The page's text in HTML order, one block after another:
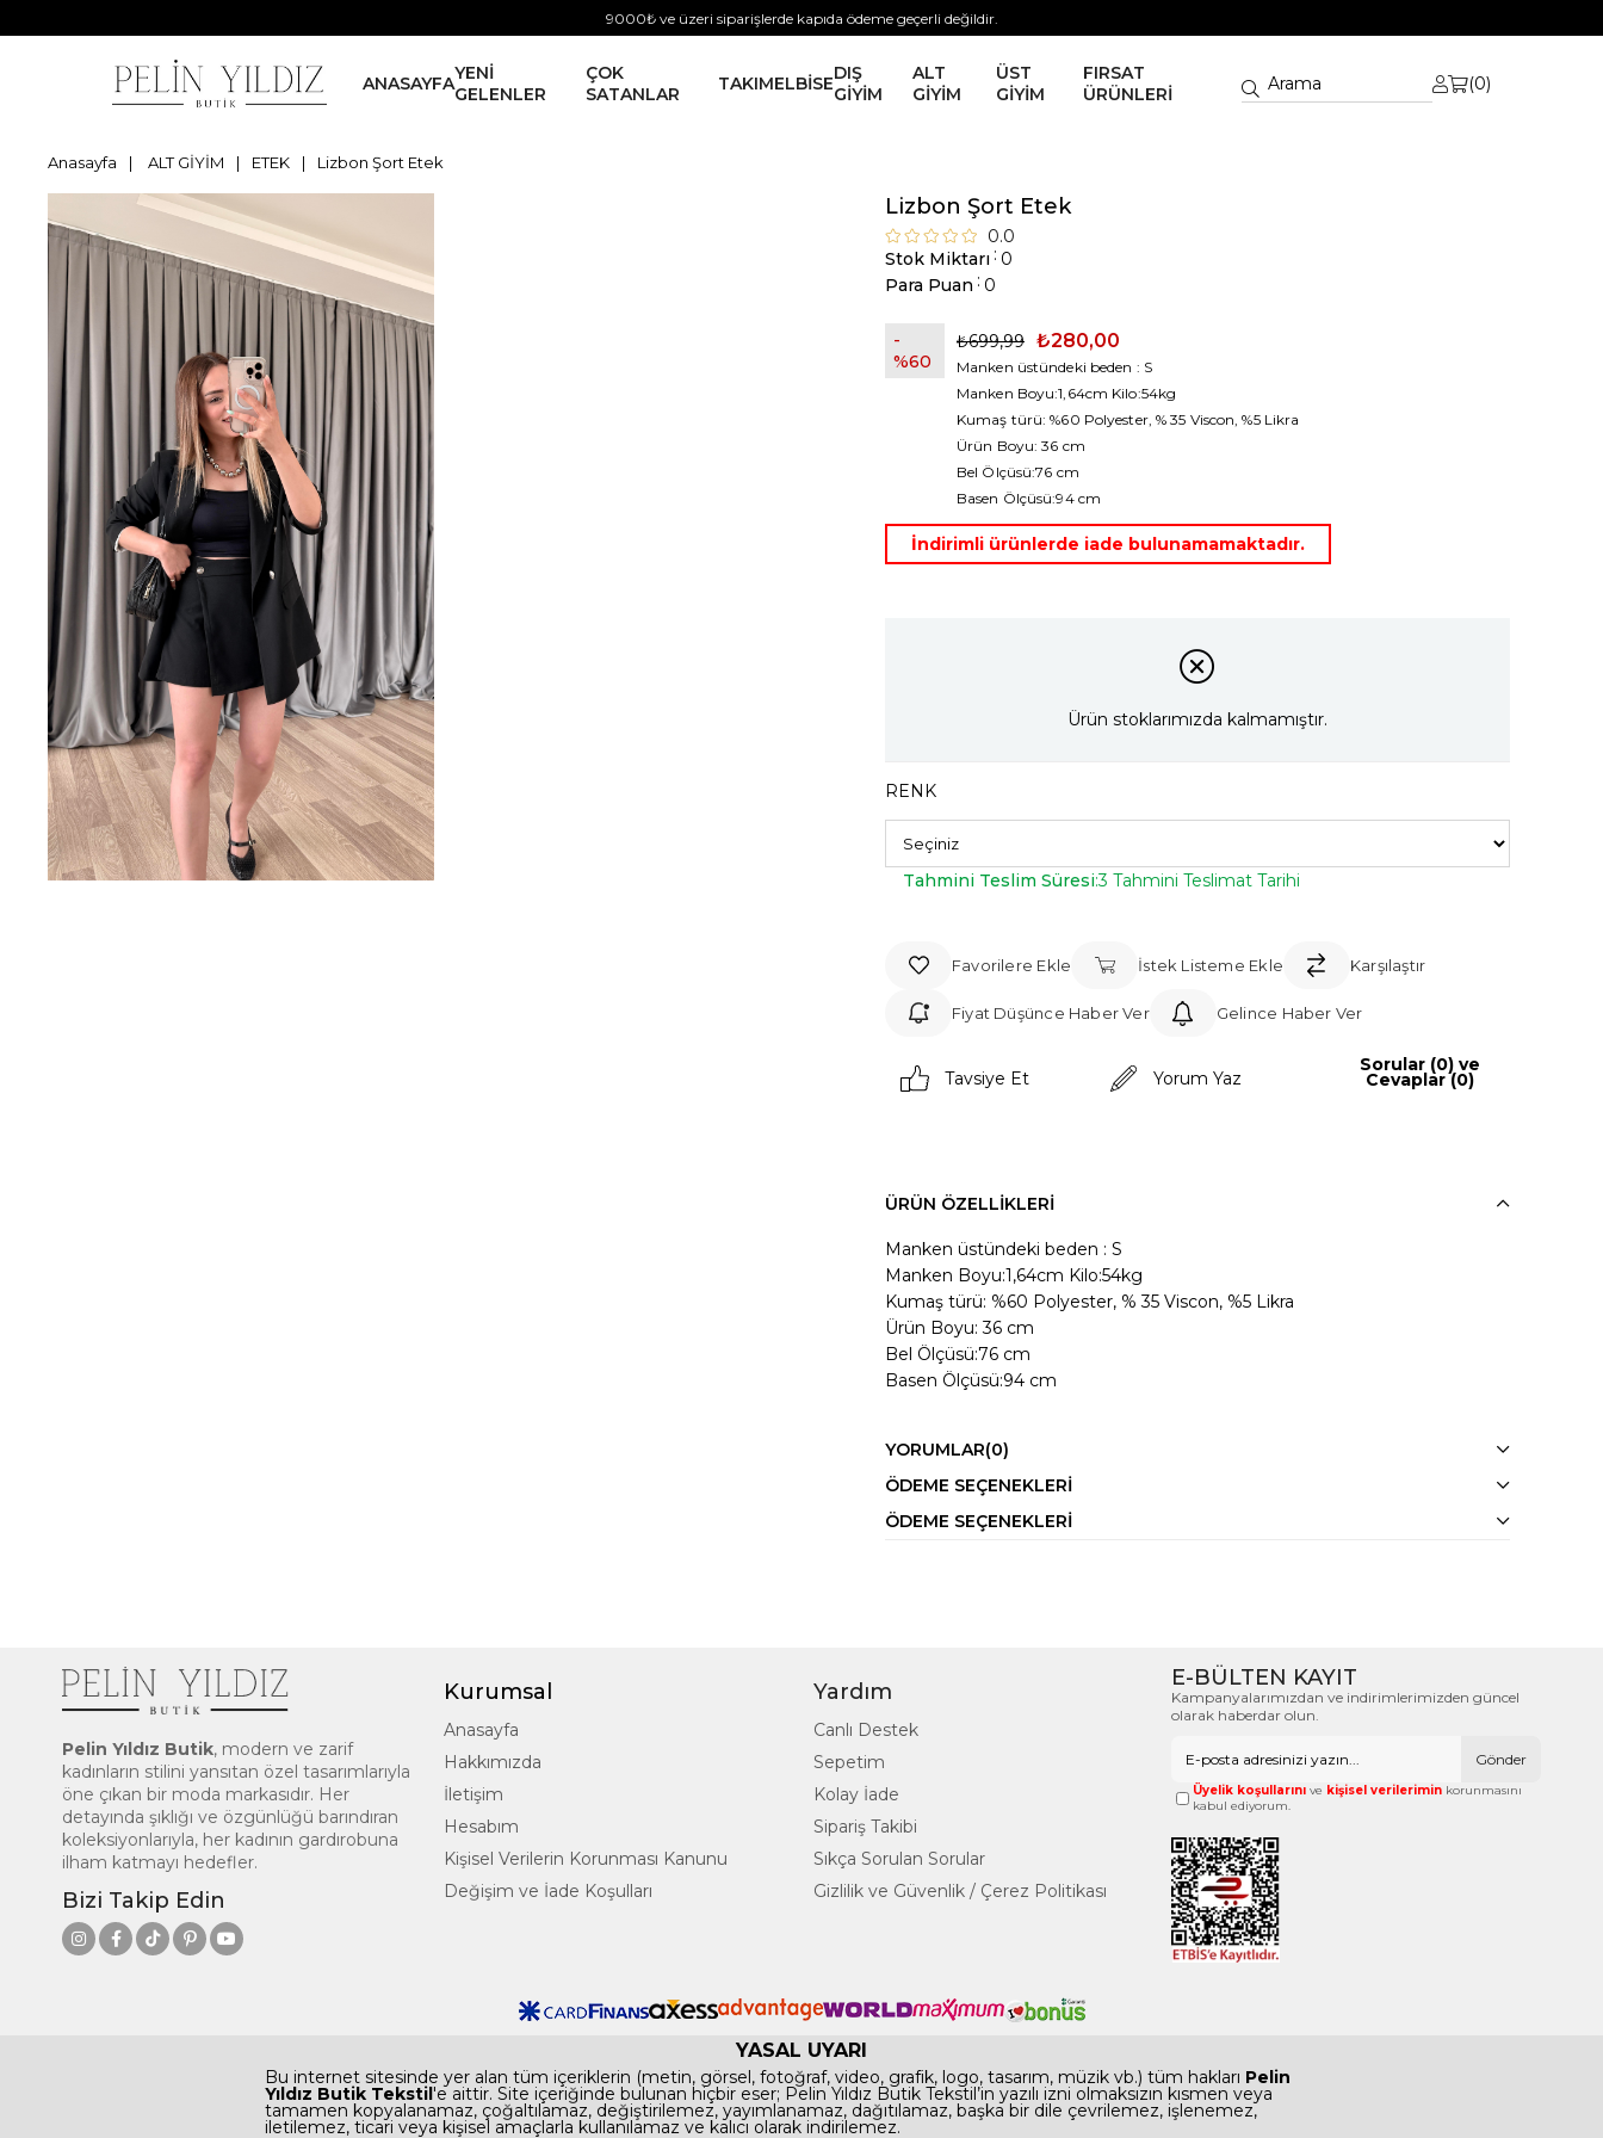
9000₺ ve üzeri siparişlerde kapıda ödeme geçerli değildir.
ANASAYFAYENİ
GELENLER
ÇOK
SATANLAR
TAKIMELBİSEDIŞ
GİYİM
ALT
GİYİM
ÜST
GİYİM
FIRSAT
ÜRÜNLERİ
0
Anasayfa ALT GİYİM ETEK Lizbon Şort Etek
Lizbon Şort Etek
0.0
Stok Miktarı : 0
Para Puan : 0
60
₺699,99 ₺280,00
Manken üstündeki beden : S
Manken Boyu:1,64cm Kilo:54kg
Kumaş türü: %60 Polyester, % 35 Viscon, %5 Likra
Ürün Boyu: 36 cm
Bel Ölçüsü:76 cm
Basen Ölçüsü:94 cm
İndirimli ürünlerde iade bulunamamaktadır.
Ürün stoklarımızda kalmamıştır.
RENK
Tahmini Teslim Süresi:3 Tahmini Teslimat Tarihi
Favorilere Ekle İstek Listeme Ekle Karşılaştır
Fiyat Düşünce Haber Ver Gelince Haber Ver
Tavsiye Et Yorum Yaz
Sorular (0) ve
Cevaplar (0)
ÜRÜN ÖZELLIKLERI
Manken üstündeki beden : S
Manken Boyu:1,64cm Kilo:54kg
Kumaş türü: %60 Polyester, % 35 Viscon, %5 Likra
Ürün Boyu: 36 cm
Bel Ölçüsü:76 cm
Basen Ölçüsü:94 cm
YORUMLAR(0)
ÖDEME SEÇENEKLERI
ÖDEME SEÇENEKLERI
Pelin Yıldız Butik, modern ve zarif
kadınların stilini yansıtan özel tasarımlarıyla
öne çıkan bir moda markasıdır. Her
detayında şıklığı ve özgünlüğü barındıran
koleksiyonlarıyla, her kadının gardırobuna
ilham katmayı hedefler.
Bizi Takip Edin
Kurumsal
Anasayfa
Hakkımızda
İletişim
Hesabım
Kişisel Verilerin Korunması Kanunu
Değişim ve İade Koşulları
Yardım
Canlı Destek
Sepetim
Kolay İade
Sipariş Takibi
Sıkça Sorulan Sorular
Gizlilik ve Güvenlik / Çerez Politikası
E-BÜLTEN KAYIT
Kampanyalarımızdan ve indirimlerimizden güncel
olarak haberdar olun.
Gönder
Üyelik koşullarınıve kişisel verileriminkorunmasını
kabul ediyorum.
YASAL UYARI
Bu internet sitesinde yer alan tüm içeriklerin (metin, görsel, fotoğraf, video, grafik, logo, tasarım, müzik vb.) tüm hakları Pelin
Yıldız Butik Tekstil 'e aittir. Site içeriğinde bulunan hiçbir eser; Pelin Yıldız Butik Tekstil’in yazılı izni olmaksızın kısmen veya
tamamen kopyalanamaz, çoğaltılamaz, değiştirilemez, yayımlanamaz, dağıtılamaz, başka bir dile çevrilemez, işlenemez,
iletilemez, ticari veya kişisel amaçlarla kullanılamaz ve kalıcı olarak indirilemez.